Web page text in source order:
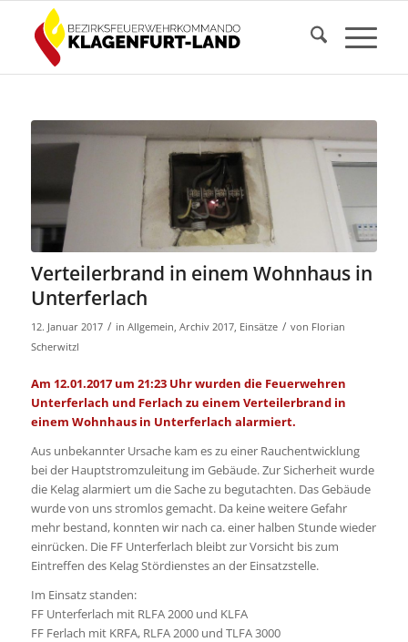
Verteilerbrand in einem Wohnhaus in
Unterferlach
12. Januar 2017 / in Allgemein Archiv 2017, Einsätze / von Florian
Scherwitzl
Am 12.01.2017 um 21:23 Uhr wurden die Feuerwehren
Unterferlach und Ferlach zu einem Verteilerbrand in
einem Wohnhaus in Unterferlach alarmiert.
Aus unbekannter Ursache kam es zu einer Rauchentwicklung
bei der Hauptstromzuleitung im Gebäude. Zur Sicherheit wurde
die Kelag alarmiert um die Sache zu begutachten. Das Gebäude
wurde von uns stromlos gemacht. Da keine weitere Gefahr
mehr bestand, konnten wir nach ca. einer halben Stunde wieder
einrücken. Die FF Unterferlach bleibt zur Vorsicht bis zum
Eintreffen des Kelag Stördienstes an der Einsatzstelle.
Im Einsatz standen:
FF Unterferlach mit RLFA 2000 und KLFA
FF Ferlach mit KRFA, RLFA 2000 und TLFA 3000